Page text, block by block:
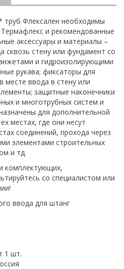
Флексален необходимы
и рекомендованные
аксессуары и материалы –
сквозь стену или фундамент со
и гидроизолирующими
рукава; фиксаторы для
месте ввода в стену или
защитные наконечники
и многотрубных систем и
для дополнительной
местах, где они несут
соединений, прохода через
элементами строительных
и тд.
комплектующих,
со специалистом или
ввода для штанг
1 шт.